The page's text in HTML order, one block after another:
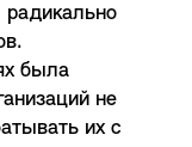
радикально
была
не
их с